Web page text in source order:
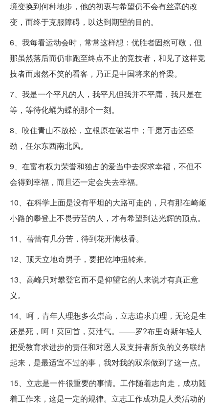
境变换到何种地步，他的初衷与希望仍不会有丝毫的改
变，而终于克服障碍，以达到期望的目的。
6、我每看运动会时，常常这样想：优胜者固然可敬，但
那虽然落后而仍非跑至终点不止的竞技者，和见了这样竞
技者而肃然不笑的看客，乃正是中国将来的脊梁。
7、我是一个平凡的人，我平凡但我并不平庸，我只是在
等，等待化蛹为蝶的那个一刻。
8、咬住青山不放松，立根原在破岩中；千磨万击还坚
劲，任尔东西南北风。
9、在富有权力荣誉和独占的爱当中去探求幸福，不但不
会得到幸福，而且还一定会失去幸福。
10、在科学上面是没有平坦的大路可走的，只有那在崎岖
小路的攀登上不畏劳苦的人，才有希望到达光辉的顶点。
11、蓓蕾有几分苦，待到花开满枝香。
12、顶天立地奇男子，要把乾坤扭转来。
13、高峰只对攀登它而不是仰望它的人来说才有真正意
义。
14、呵，青年人理想多么崇高，立志追求真理，无论是生
还是死，呵！莫回首，莫泄气。——罗?布里奇斯年轻人
把受教育求进步的责任和对恩人及支持者所负的义务联结
起来，是最适宜不过的事，我对我的双亲做到了这一点。
15、立志是一件很重要的事情。工作随着志向走，成功随
着工作来，这是一定的规律。立志工作成功是人类活动的